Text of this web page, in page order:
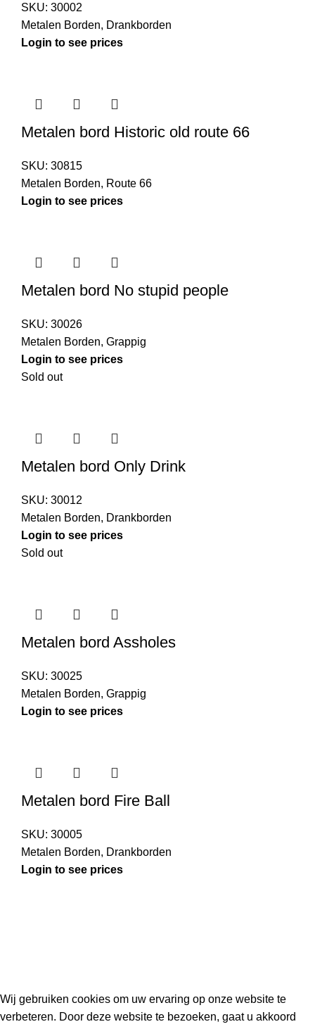
SKU: 30002
Metalen Borden, Drankborden
Login to see prices
Metalen bord Historic old route 66
SKU: 30815
Metalen Borden, Route 66
Login to see prices
Metalen bord No stupid people
SKU: 30026
Metalen Borden, Grappig
Login to see prices
Sold out
Metalen bord Only Drink
SKU: 30012
Metalen Borden, Drankborden
Login to see prices
Sold out
Metalen bord Assholes
SKU: 30025
Metalen Borden, Grappig
Login to see prices
Metalen bord Fire Ball
SKU: 30005
Metalen Borden, Drankborden
Login to see prices
Wij gebruiken cookies om uw ervaring op onze website te
verbeteren. Door deze website te bezoeken, gaat u akkoord